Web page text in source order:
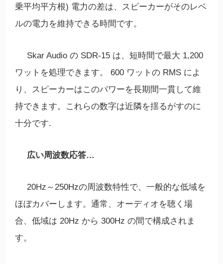
乗平均平方根) 電力の差は、スピーカーがそのレベ
ルの電力を維持できる時間です。
Skar Audio の SDR-15 は、短時間で最大 1,200
ワットを処理できます。 600 ワットの RMS によ
り、スピーカーはこのパワーを長期間一貫して維
持できます。これらの数字は近隣を揺るがすのに
十分です.
広い周波数応答…
20Hz～250Hzの周波数特性で、一般的な低域を
ほぼカバーします。通常、オーディオを聴く場
合、低域は 20Hz から 300Hz の間で構成されま
す。